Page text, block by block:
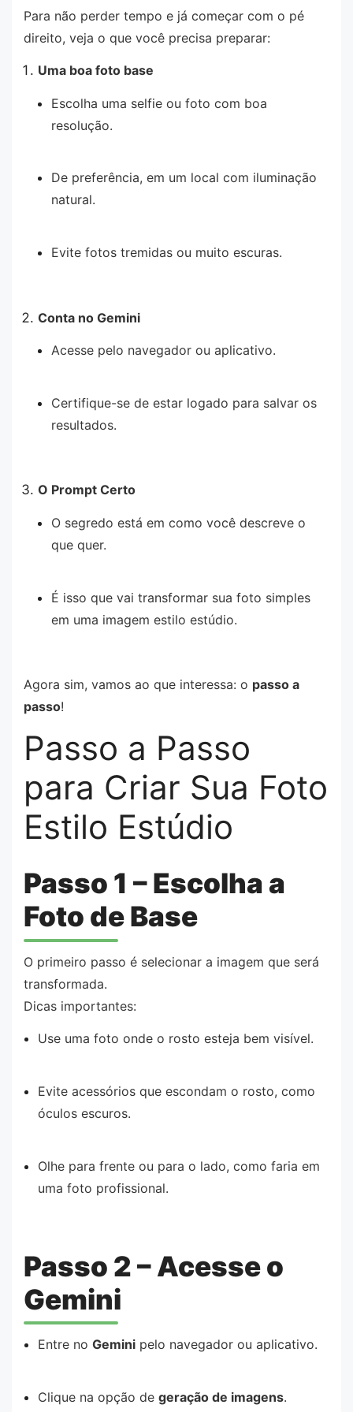
Para não perder tempo e já começar com o pé
direito, veja o que você precisa preparar:
Uma boa foto base
Escolha uma selfie ou foto com boa
resolução.
De preferência, em um local com iluminação
natural.
Evite fotos tremidas ou muito escuras.
Conta no Gemini
Acesse pelo navegador ou aplicativo.
Certifique-se de estar logado para salvar os
resultados.
O Prompt Certo
O segredo está em como você descreve o
que quer.
É isso que vai transformar sua foto simples
em uma imagem estilo estúdio.
Agora sim, vamos ao que interessa: o passo a
passo!
Passo a Passo
para Criar Sua Foto
Estilo Estúdio
Passo 1 – Escolha a
Foto de Base
O primeiro passo é selecionar a imagem que será
transformada.
Dicas importantes:
Use uma foto onde o rosto esteja bem visível.
Evite acessórios que escondam o rosto, como
óculos escuros.
Olhe para frente ou para o lado, como faria em
uma foto profissional.
Passo 2 – Acesse o
Gemini
Entre no Geminipelo navegador ou aplicativo.
Clique na opção de geração de imagens.